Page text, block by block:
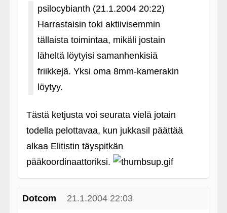
psilocybianth (21.1.2004 20:22)
Harrastaisin toki aktiivisemmin
tällaista toimintaa, mikäli jostain
läheltä löytyisi samanhenkisiä
friikkejä. Yksi oma 8mm-kamerakin
löytyy.
Tästä ketjusta voi seurata vielä jotain
todella pelottavaa, kun jukkasil päättää
alkaa Elitistin täyspitkän
pääkoordinaattoriksi.
Dotcom 21.1.2004 22:03